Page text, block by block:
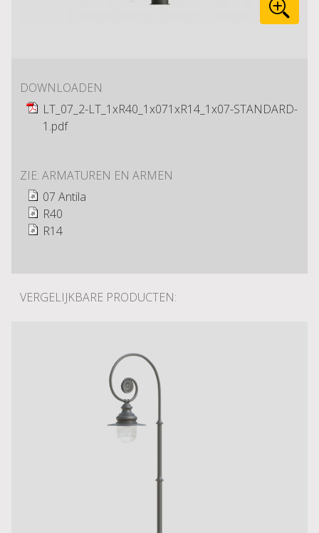
DOWNLOADEN
LT_07_2-LT_1xR40_1x071xR14_1x07-STANDARD-
1.pdf
ZIE: ARMATUREN EN ARMEN
07 Antila
R40
R14
VERGELIJKBARE PRODUCTEN: